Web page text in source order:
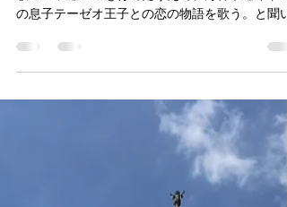
神話の舞台となったアテネやクレタ島に滞在して
の息子テーゼオ王子との恋の物語を歌う。と聞い
のギリシア人とウィーン地元民の心をつかんだ音
楽プログラムに自信を持ち、歌の稽古も気合が入
ります。百合子パフォーミング・アーツ第一作目
のプロダクション「地中海ヒロイン・シリーズ」
に続く流れで、ヴェネチアからゴンドラでひらひ
らと出発するアデライデのアリアで始まった第二